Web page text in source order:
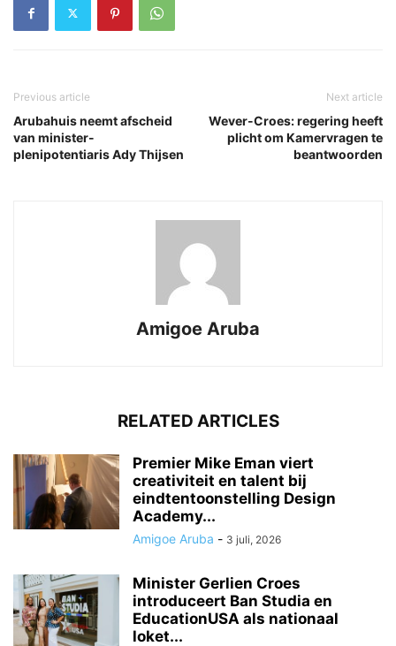
Previous article
Arubahuis neemt afscheid
van minister-
plenipotentiaris Ady Thijsen
Next article
Wever-Croes: regering heeft
plicht om Kamervragen te
beantwoorden
Amigoe Aruba
RELATED ARTICLES
Premier Mike Eman viert
creativiteit en talent bij
eindtentoonstelling Design
Academy...
Amigoe Aruba - 3 juli, 2026
Minister Gerlien Croes
introduceert Ban Studia en
EducationUSA als nationaal
loket...